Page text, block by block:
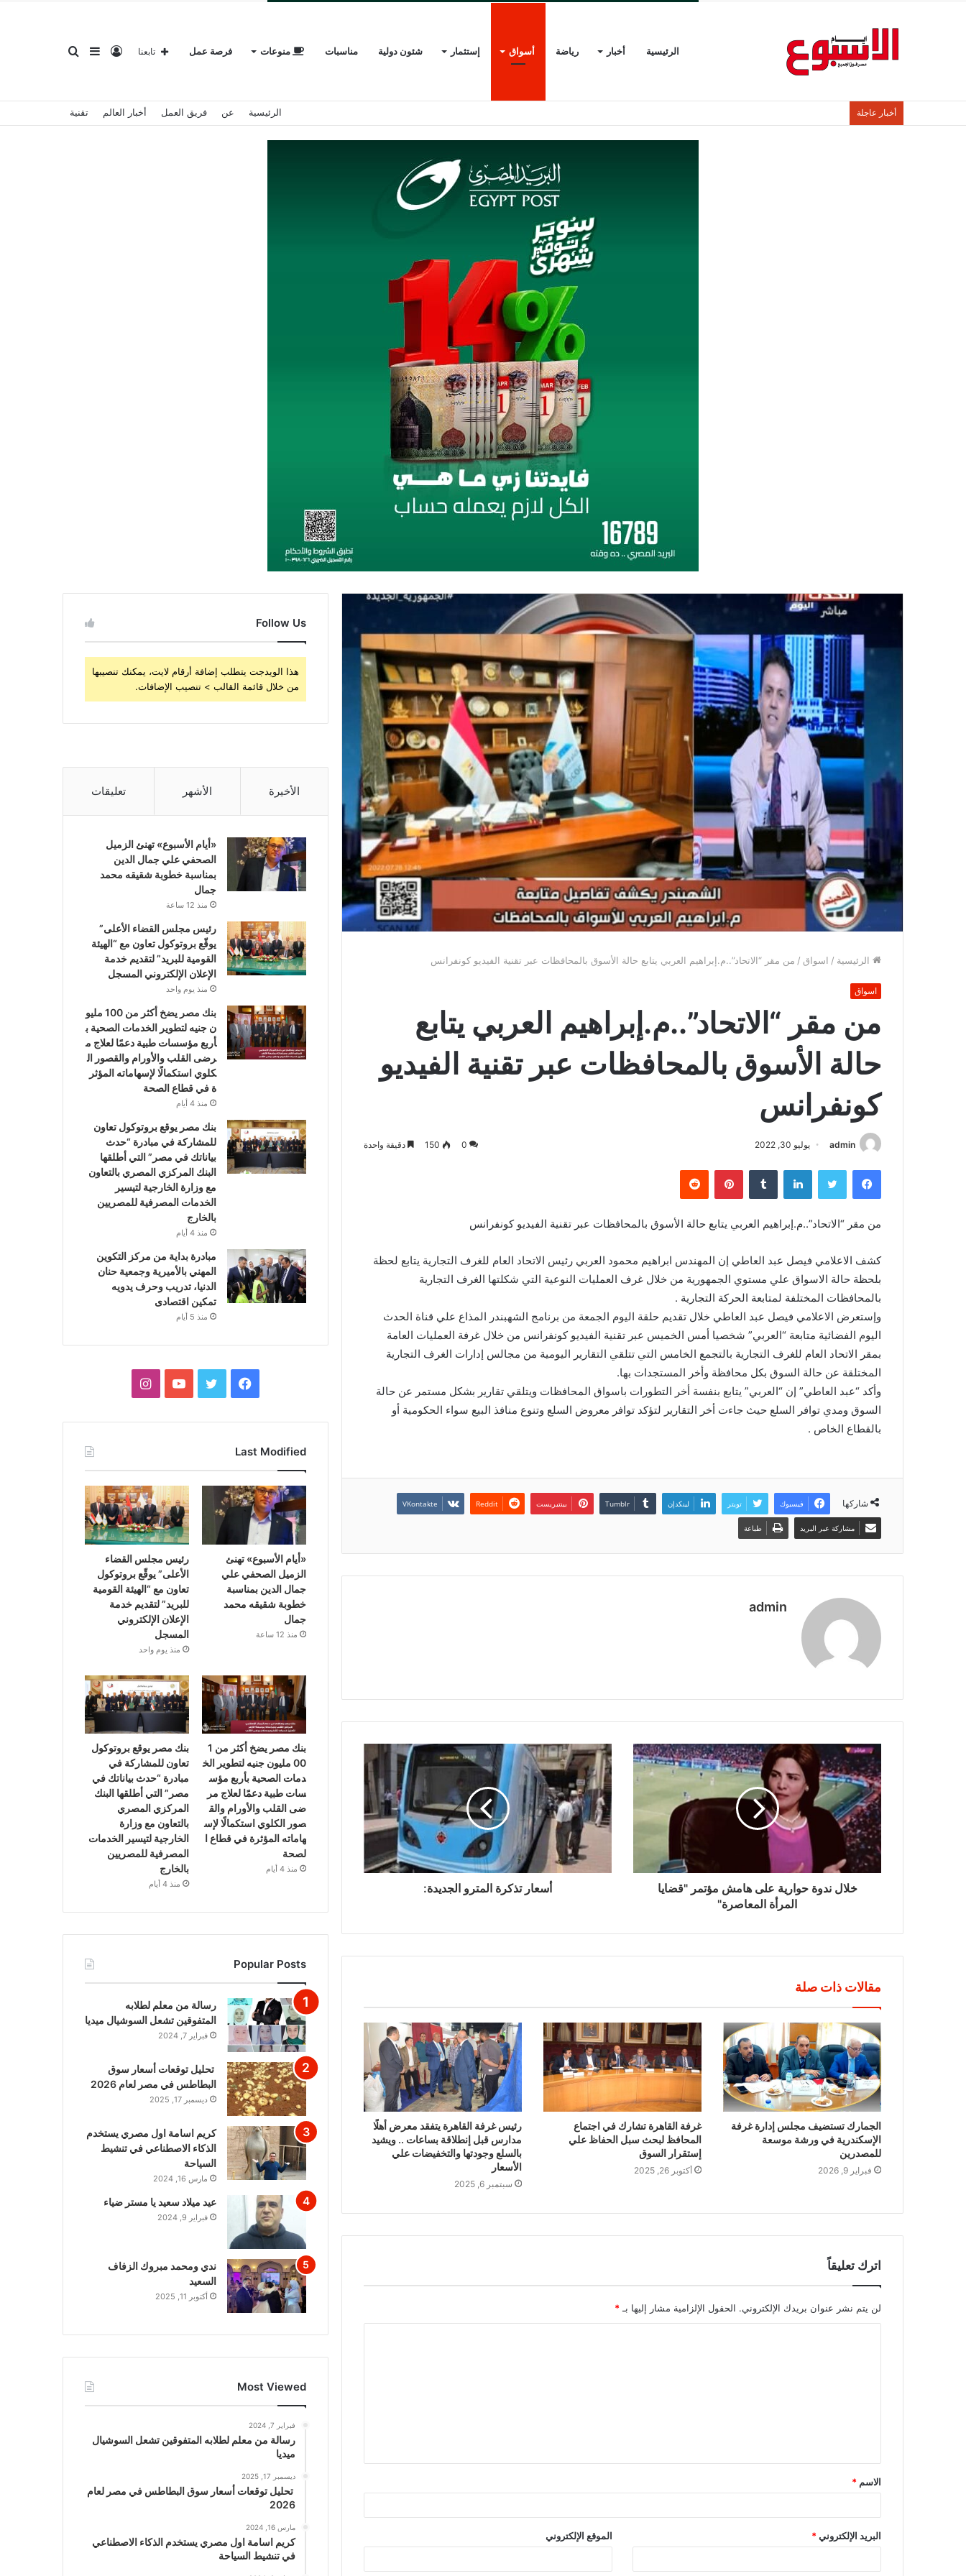
الرئيسية أخبار رياضة أسواق إستثمار شئون دولية مناسبات منوعات فرصة عمل بحثإضافةتسجيل تابعنا
أخبار عاجلة الرئيسية عن فريق العمل أخبار العالم تقنية
الرئيسية / اسواق / من مقر “الاتحاد”..م.إبراهيم العربي يتابع حالة الأسوق بالمحافظات عبر تقنية الفيديو كونفرانس
اسواق
من مقر “الاتحاد”..م.إبراهيم العربي يتابع
حالة الأسوق بالمحافظات عبر تقنية الفيديو
كونفرانس
admin يوليو 30, 2022 0
150 دقيقة واحدة
فيسبوك تويتر لينكدإن بينتيريست
من مقر “الاتحاد”..م.إبراهيم العربي يتابع حالة الأسوق بالمحافظات عبر تقنية الفيديو كونفرانس
كشف الاعلامي فيصل عبد العاطي إن المهندس ابراهيم محمود العربي رئيس الاتحاد العام للغرف التجارية يتابع لحظة
بلحظة حالة الاسواق علي مستوي الجمهورية من خلال غرف العمليات النوعية التي شكلتها الغرف التجارية
بالمحافظات المختلفة لمتابعة الحركة التجارية .
وإستعرض الاعلامي فيصل عبد العاطي خلال تقديم حلقة اليوم الجمعة من برنامج الشهبندر المذاع علي قناة الحدث
اليوم الفضائية متابعة “العربي” شخصيا أمس الخميس عبر تقنية الفيديو كونفرانس من خلال غرفة العمليات العامة
بمقر الاتحاد العام للغرف التجارية بالتجمع الخامس التي تتلقي التقارير اليومية من مجالس إدارات الغرف التجارية
المختلقة عن حالة السوق بكل محافظة وأخر المستجدات بها.
وأكد “عبد العاطي” إن “العربي” يتابع بنفسة أخر التطورات باسواق المحافظات ويتلقي تقارير بشكل مستمر عن حالة
السوق ومدي توافر السلع حيث جاءت أخر التقارير لتؤكد توافر معروض السلع وتنوع منافذ البيع سواء الحكومية أو
بالقطاع الخاص .
شاركها فيسبوك تويتر لينكدإن بينتيريست
مشاركة عبر البريد طباعة
admin
خلال ندوة حوارية على هامش مؤتمر "قضايا
المرأة المعاصرة"
أسعار تذكرة المترو الجديدة:
مقالات ذات صلة
الجمارك تستضيف مجلس إدارة غرفة
الإسكندرية في ورشة موسعة
للمصدرين
فبراير 9, 2026
غرفة القاهرة تشارك في اجتماع
المحافظ لبحث سبل الحفاظ علي
إستقرار السوق
أكتوبر 26, 2025
رئيس غرفة القاهرة يتفقد معرض أهلًا
مدارس قبل إنطلاقة بساعات .. ويشيد
بالسلع وجودتها والتخفيضات علي
الأسعار
سبتمبر 6, 2025
اترك تعليقاً
لن يتم نشر عنوان بريدك الإلكتروني. الحقول الإلزامية مشار إليها بـ*
ق
*
الاسم *
البريد الإلكتروني* الموقع الإلكتروني
Follow Us
هذا الويدجت يتطلب إضافة أرقام لايت، يمكنك تنصيبها
من خلال قائمة القالب > تنصيب الإضافات.
الأخيرة الأشهر تعليقات
«أيام الأسبوع» تهنئ الزميل
الصحفي علي جمال الدين
بمناسبة خطوبة شقيقه محمد
جمال
منذ 12 ساعة
رئيس مجلس القضاء الأعلى”
يوقّع بروتوكول تعاون مع “الهيئة
القومية للبريد” لتقديم خدمة
الإعلان الإلكتروني المسجل
منذ يوم واحد
بنك مصر يضخ أكثر من 100 مليو
ن جنيه لتطوير الخدمات الصحية ب
أربع مؤسسات طبية دعمًا لعلاج م
رضى القلب والأورام والقصور ال
كلوي استكمالًا لإسهاماته المؤثر
ة في قطاع الصحة
منذ 4 أيام
بنك مصر يوقع بروتوكول تعاون
للمشاركة في مبادرة “حدث
بياناتك في مصر” التي أطلقها
البنك المركزي المصري بالتعاون
مع وزارة الخارجية لتيسير
الخدمات المصرفية للمصريين
بالخارج
منذ 4 أيام
مبادرة بداية من مركز التكوين
المهني بالأميرية وجمعية حنان
الدنيا، تدريب وحرف يدويه
تمكين اقتصادى
منذ 5 أيام
فيسبوكتويتر يوتيوبانستقرام
Last Modified
«أيام الأسبوع» تهنئ
الزميل الصحفي علي
جمال الدين بمناسبة
خطوبة شقيقه محمد
جمال
منذ 12 ساعة
رئيس مجلس القضاء
الأعلى” يوقّع بروتوكول
تعاون مع “الهيئة القومية
للبريد” لتقديم خدمة
الإعلان الإلكتروني
المسجل
منذ يوم واحد
بنك مصر يضخ أكثر من 1
00 مليون جنيه لتطوير الخ
دمات الصحية بأربع مؤس
سات طبية دعمًا لعلاج مر
ضى القلب والأورام والق
صور الكلوي استكمالًا لإس
هاماته المؤثرة في قطاع ا
لصحة
منذ 4 أيام
بنك مصر يوقع بروتوكول
تعاون للمشاركة في
مبادرة “حدث بياناتك في
مصر” التي أطلقها البنك
المركزي المصري
بالتعاون مع وزارة
الخارجية لتيسير الخدمات
المصرفية للمصريين
بالخارج
منذ 4 أيام
Popular Posts
رسالة من معلم لطلابه
المتفوقين تشعل السوشيال ميديا
فبراير 7, 2024
تحليل توقعات أسعار سوق
البطاطس في مصر لعام 2026
ديسمبر 17, 2025
كريم اسامة اول مصري يستخدم
الذكاء الاصطناعي في تنشيط
السياحة
مارس 16, 2024
عيد ميلاد سعيد يا مستر ضياء
فبراير 9, 2024
ندي ومحمد مبروك الزفاف
السعيد
أكتوبر 11, 2025
Most Viewed
فبراير 7, 2024
رسالة من معلم لطلابه المتفوقين تشعل السوشيال
ميديا
ديسمبر 17, 2025
تحليل توقعات أسعار سوق البطاطس في مصر لعام
2026
مارس 16, 2024
كريم اسامة اول مصري يستخدم الذكاء الاصطناعي
في تنشيط السياحة